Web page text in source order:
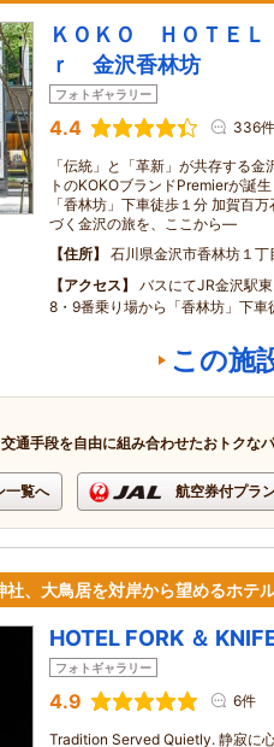
ＫＯＫＯ ＨＯＴＥ
ｒ 金沢香林坊
フォトギャラリー
4.4 336件
「伝統」と「革新」が共存する
トのKOKOブランドPremierが誕
「香林坊」下車徒歩１分 加賀百
づく金沢の旅を、ここから―
住所
石川県金沢市香林坊１丁
アクセス
バスにてJR金沢駅
8・9番乗り場から「香林坊」下車
この施
通手段を自由に組み合わせたおトクな
一覧へ 航空券付プラ
、大鳥居を対岸から望めるホテ
HOTEL FORK ＆
フォトギャラリー
4.9 6件
Tradition Served Quietly. 静寂に